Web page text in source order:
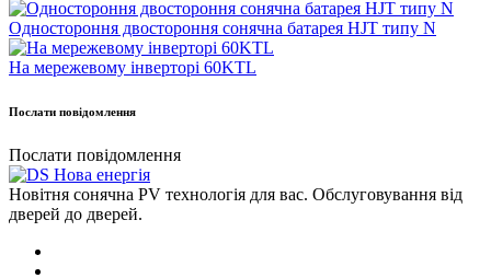
Одностороння двостороння сонячна батарея HJT типу N
На мережевому інверторі 60KTL
Послати повідомлення
Послати повідомлення
Новітня сонячна PV технологія для вас. Обслуговування від
дверей до дверей.